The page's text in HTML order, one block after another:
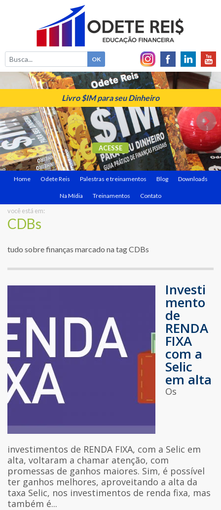
Livro $IM para seu Dinheiro
ACESSE
Home Odete Reis Palestras e treinamentos Blog Downloads
Na Mídia Treinamentos Contato
você está em:
CDBs
tudo sobre finanças marcado na tag CDBs
Investi
mento
de
RENDA
FIXA
com a
Selic
em alta
Os
investimentos de RENDA FIXA, com a Selic em
alta, voltaram a chamar atenção, com
promessas de ganhos maiores. Sim, é possível
ter ganhos melhores, aproveitando a alta da
taxa Selic, nos investimentos de renda fixa, mas
também é...